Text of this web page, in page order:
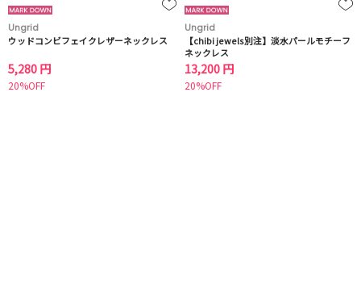
Ungrid
ウッドコンビフェイクレザーネックレス
5,280 円
20%OFF
Ungrid
【chibi jewels別注】淡水パールモチーフ
ネックレス
13,200 円
20%OFF